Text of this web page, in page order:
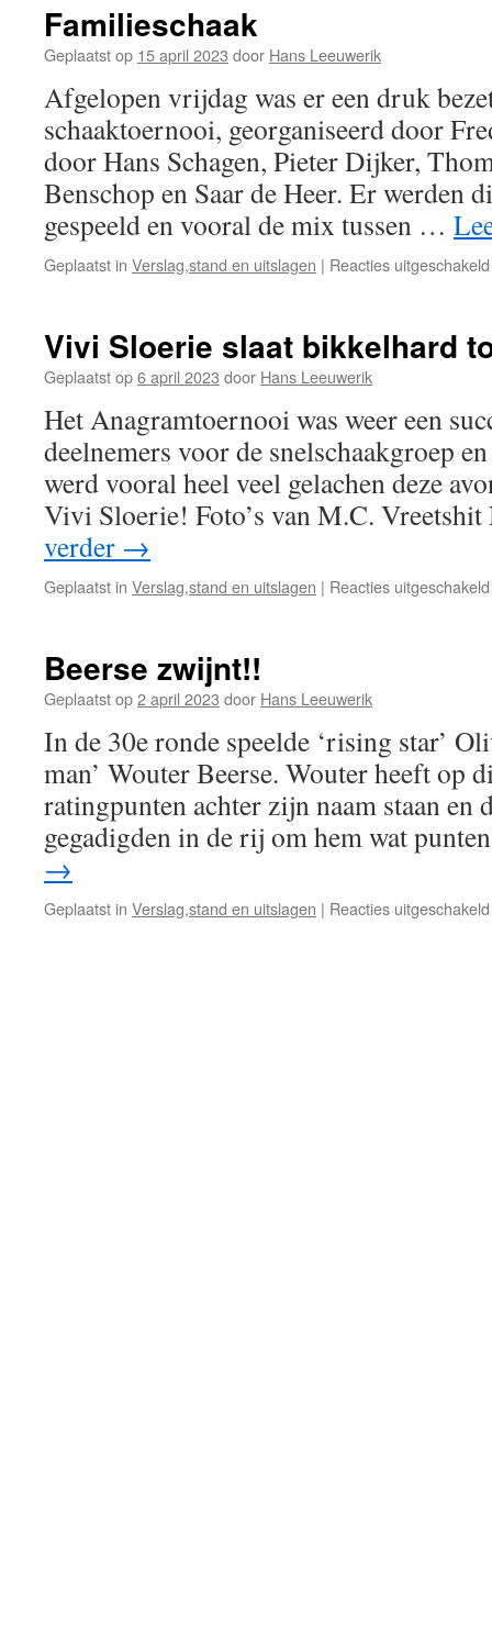
Familieschaak
Geplaatst op 15 april 2023 door Hans Leeuwerik
Afgelopen vrijdag was er een druk
schaaktoernooi, georganiseerd door
door Hans Schagen, Pieter Dijker,
Benschop en Saar de Heer. Er werden
gespeeld en vooral de mix tussen …
Geplaatst in Verslag,stand en uitslagen | Reacties uitgeschakeld
Vivi Sloerie slaat bikkelhard
Geplaatst op6 april 2023 door Hans Leeuwerik
Het Anagramtoernooi was weer een
deelnemers voor de snelschaakgroep
werd vooral heel veel gelachen deze
Vivi Sloerie! Foto’s van M.C.
verder →
Geplaatst in Verslag,stand en uitslagen | Reacties uitgeschakeld
Beerse zwijnt!!
Geplaatst op2 april 2023 door Hans Leeuwerik
In de 30e ronde speelde ‘rising star’
man’ Wouter Beerse. Wouter heeft op
ratingpunten achter zijn naam staan en
gegadigden in de rij om hem wat
→
Geplaatst in Verslag,stand en uitslagen | Reacties uitgeschakeld